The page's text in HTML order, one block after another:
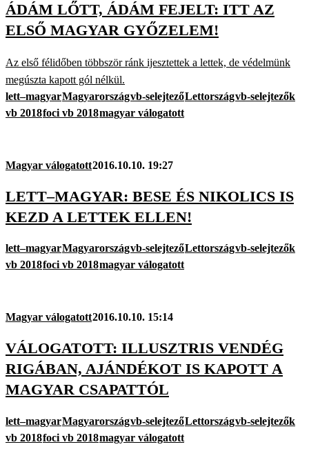
ÁDÁM LŐTT, ÁDÁM FEJELT: ITT AZ
ELSŐ MAGYAR GYŐZELEM!
Az első félidőben többször ránk ijesztettek a lettek, de védelmünk
megúszta kapott gól nélkül.
lett–magyarMagyarországvb-selejtezőLettországvb-selejtezők
vb 2018foci vb 2018magyar válogatott
Magyar válogatott2016.10.10. 19:27
LETT–MAGYAR: BESE ÉS NIKOLICS IS
KEZD A LETTEK ELLEN!
lett–magyarMagyarországvb-selejtezőLettországvb-selejtezők
vb 2018foci vb 2018magyar válogatott
Magyar válogatott2016.10.10. 15:14
VÁLOGATOTT: ILLUSZTRIS VENDÉG
RIGÁBAN, AJÁNDÉKOT IS KAPOTT A
MAGYAR CSAPATTÓL
lett–magyarMagyarországvb-selejtezőLettországvb-selejtezők
vb 2018foci vb 2018magyar válogatott